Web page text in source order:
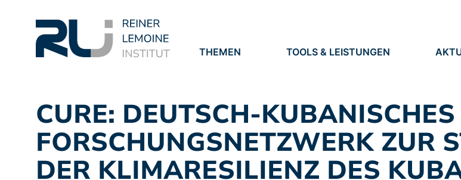
THEMEN TOOLS & LEISTUNGEN
CURE: DEUTSCH-KUBANISCHES
FORSCHUNGSNETZWERK ZUR
DER KLIMARESILIENZ DES